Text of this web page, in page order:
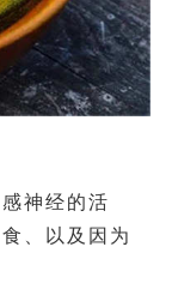
神经的活
、以及因为